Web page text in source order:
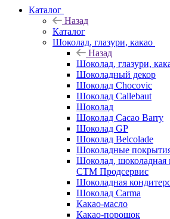
Каталог
Назад
Каталог
Шоколад, глазури, какао
Назад
Шоколад, глазури,
Шоколадный декор
Шоколад Chocovic
Шоколад Callebaut
Шоколад
Шоколад Cacao Barry
Шоколад GP
Шоколад Belcolade
Шоколадные
Шоколад, шоколадная
СТМ Продсервис
Шоколадная
Шоколад Carma
Какао-масло
Какао-порошок